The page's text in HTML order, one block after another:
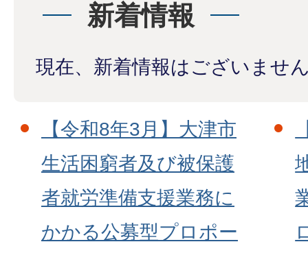
新着情報
現在、新着情報はございませ
【令和8年3月】大津市
生活困窮者及び被保護
者就労準備支援業務に
かかる公募型プロポー